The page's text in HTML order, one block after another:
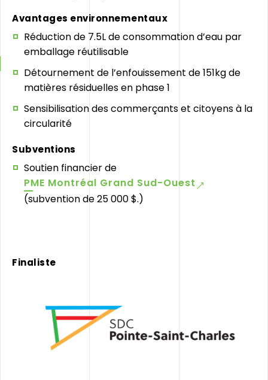
Avantages environnementaux
Réduction de 7.5L de consommation d’eau par
emballage réutilisable
Détournement de l’enfouissement de 151kg de
matières résiduelles en phase 1
Sensibilisation des commerçants et citoyens à la
circularité
Subventions
Soutien financier de
PME Montréal Grand Sud-Ouest
(subvention de 25 000 $.)
Finaliste